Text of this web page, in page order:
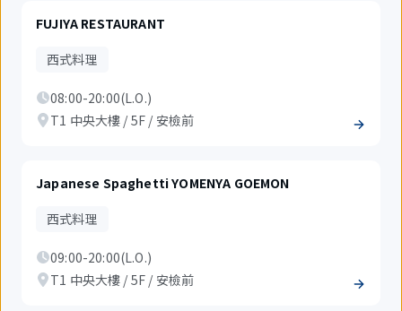
FUJIYA RESTAURANT
西式料理
08:00-20:00(L.O.)
T1 中央大樓 / 5F / 安檢前
Japanese Spaghetti YOMENYA GOEMON
西式料理
09:00-20:00(L.O.)
T1 中央大樓 / 5F / 安檢前